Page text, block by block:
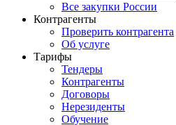
Все закупки России
Контрагенты
Проверить контрагента
Об услуге
Тарифы
Тендеры
Контрагенты
Договоры
Нерезиденты
Обучение